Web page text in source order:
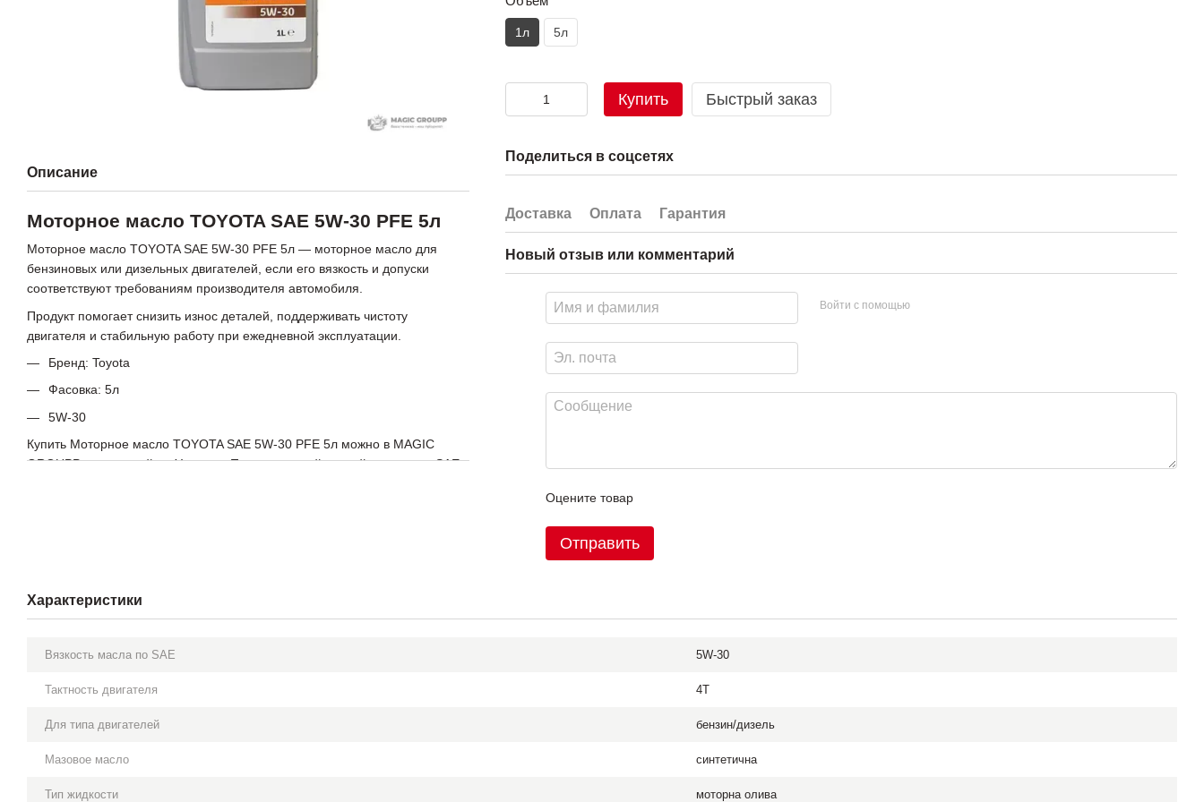
Описание
Моторное масло TOYOTA SAE 5W-30 PFE 5л
Моторное масло TOYOTA SAE 5W-30 PFE 5л — моторное масло для
бензиновых или дизельных двигателей, если его вязкость и допуски
соответствуют требованиям производителя автомобиля.
Продукт помогает снизить износ деталей, поддерживать чистоту
двигателя и стабильную работу при ежедневной эксплуатации.
Бренд: Toyota
Фасовка: 5л
5W-30
Купить Моторное масло TOYOTA SAE 5W-30 PFE 5л можно в MAGIC
GROUPP с доставкой по Украине. Перед заменой сверяйте вязкость SAE
1л 5л
Купить Быстрый заказ
Поделиться в соцсетях
Доставка Оплата Гарантия
Новый отзыв или комментарий
Войти с помощью
Оцените товар
Отправить
Характеристики
Вязкость масла по SAE 5W-30
Тактность двигателя 4T
Для типа двигателей бензин/дизель
Мазовое масло синтетична
Тип жидкости моторна олива